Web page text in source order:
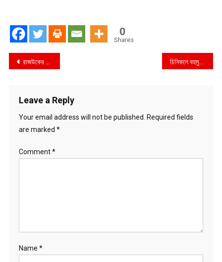
0
Shares
Post
রাজউকের ৩ কর্মকর্তার জামিন চিনিকলে বহুমুখী পণ্য উৎপাদনের পরামর্শ জার্মান বিশেষজ্ঞদের
Leave a Reply
Your email address will not be published.
Required fields
are marked *
Comment*
Name *